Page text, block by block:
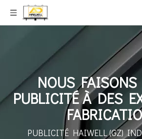
NOUS
PUBLICITÉ À DES
PUBLICITÉ HAIWELL (GZ)